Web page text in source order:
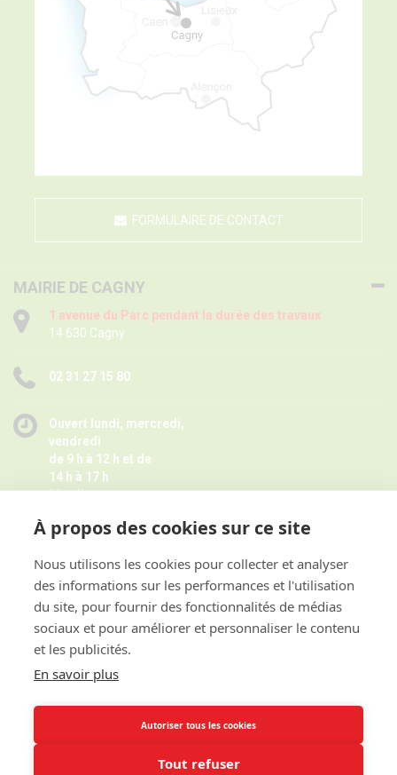
FORMULAIRE DE CONTACT
MAIRIE DE CAGNY
1 avenue du Parc pendant la durée des travaux
14 630 Cagny
02 31 27 15 80
Ouvert lundi, mercredi,
vendredi
de 9 h à 12 h et de
14 h à 17 h
Mardi
Jeudi de 14 h à 17 h -Fermé pendant les petites vacances
Horaires juillet août ici
et sur rendez-vous
ACCES RAPIDE
INFORMATIONS
À propos des cookies sur ce site
Nous utilisons les cookies pour collecter et analyser
des informations sur les performances et l'utilisation
du site, pour fournir des fonctionnalités de médias
sociaux et pour améliorer et personnaliser le contenu
et les publicités.
En savoir plus
Autoriser tous les cookies
Tout refuser